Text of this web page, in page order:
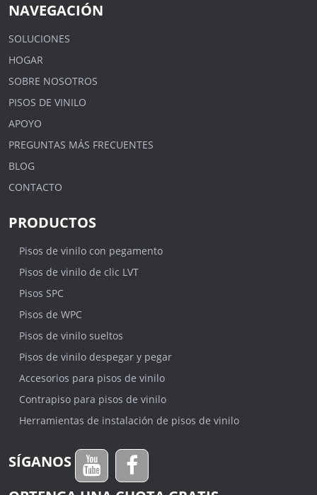
NAVEGACIÓN
SOLUCIONES
HOGAR
SOBRE NOSOTROS
PISOS DE VINILO
APOYO
PREGUNTAS MÁS FRECUENTES
BLOG
CONTACTO
PRODUCTOS
Pisos de vinilo con pegamento
Pisos de vinilo de clic LVT
Pisos SPC
Pisos de WPC
Pisos de vinilo sueltos
Pisos de vinilo despegar y pegar
Accesorios para pisos de vinilo
Contrapiso para pisos de vinilo
Herramientas de instalación de pisos de vinilo
SÍGANOS